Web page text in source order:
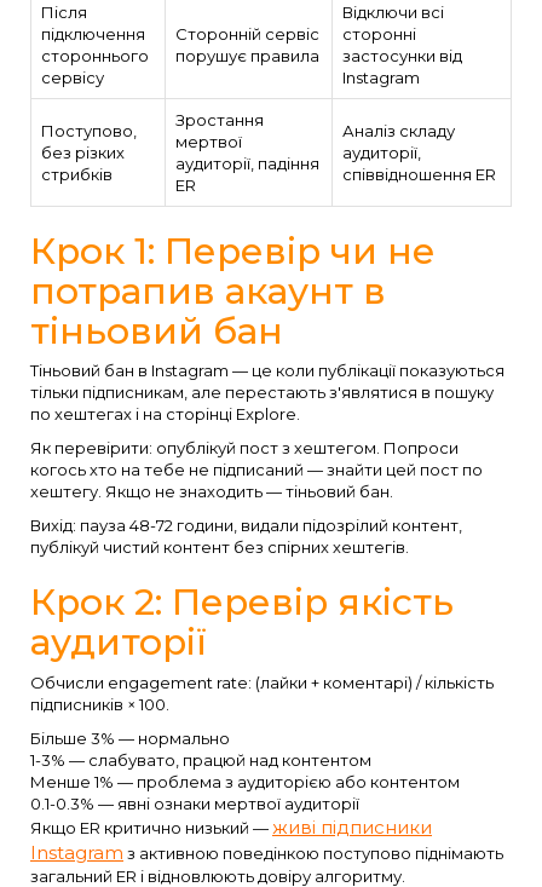
Після
підключення
стороннього
сервісу
Сторонній сервіс
порушує правила
Відключи всі
сторонні
застосунки від
Instagram
Поступово,
без різких
стрибків
Зростання
мертвої
аудиторії, падіння
ER
Аналіз складу
аудиторії,
співвідношення ER
Крок 1: Перевір чи не
потрапив акаунт в
тіньовий бан
Тіньовий бан в Instagram — це коли публікації показуються
тільки підписникам, але перестають з'являтися в пошуку
по хештегах і на сторінці Explore.
Як перевірити: опублікуй пост з хештегом. Попроси
когось хто на тебе не підписаний — знайти цей пост по
хештегу. Якщо не знаходить — тіньовий бан.
Вихід: пауза 48-72 години, видали підозрілий контент,
публікуй чистий контент без спірних хештегів.
Крок 2: Перевір якість
аудиторії
Обчисли engagement rate: (лайки + коментарі) / кількість
підписників × 100.
Більше 3% — нормально
1-3% — слабувато, працюй над контентом
Менше 1% — проблема з аудиторією або контентом
0.1-0.3% — явні ознаки мертвої аудиторії
Якщо ER критично низький —живі підписники
Instagram з активною поведінкою поступово піднімають
загальний ER і відновлюють довіру алгоритму.